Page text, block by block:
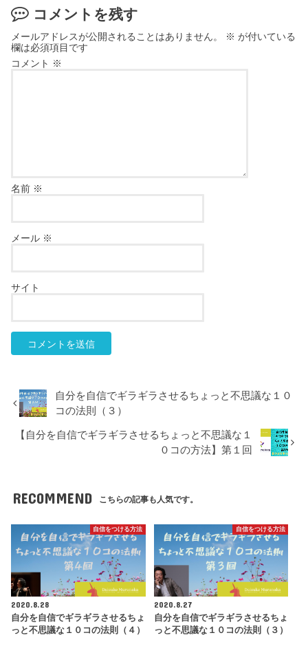
コメントを残す
メールアドレスが公開されることはありません。 ※ が付いている
欄は必須項目です
コメント ※
名前 ※
メール ※
サイト
自分を自信でギラギラさせるちょっと不思議な１０
コの法則（３）
【自分を自信でギラギラさせるちょっと不思議な１
０コの方法】第１回
RECOMMEND こちらの記事も人気です。
自信をつける方法
2020.8.28
自分を自信でギラギラさせるちょ
っと不思議な１０コの法則（４）
自信をつける方法
2020.8.27
自分を自信でギラギラさせるちょ
っと不思議な１０コの法則（３）